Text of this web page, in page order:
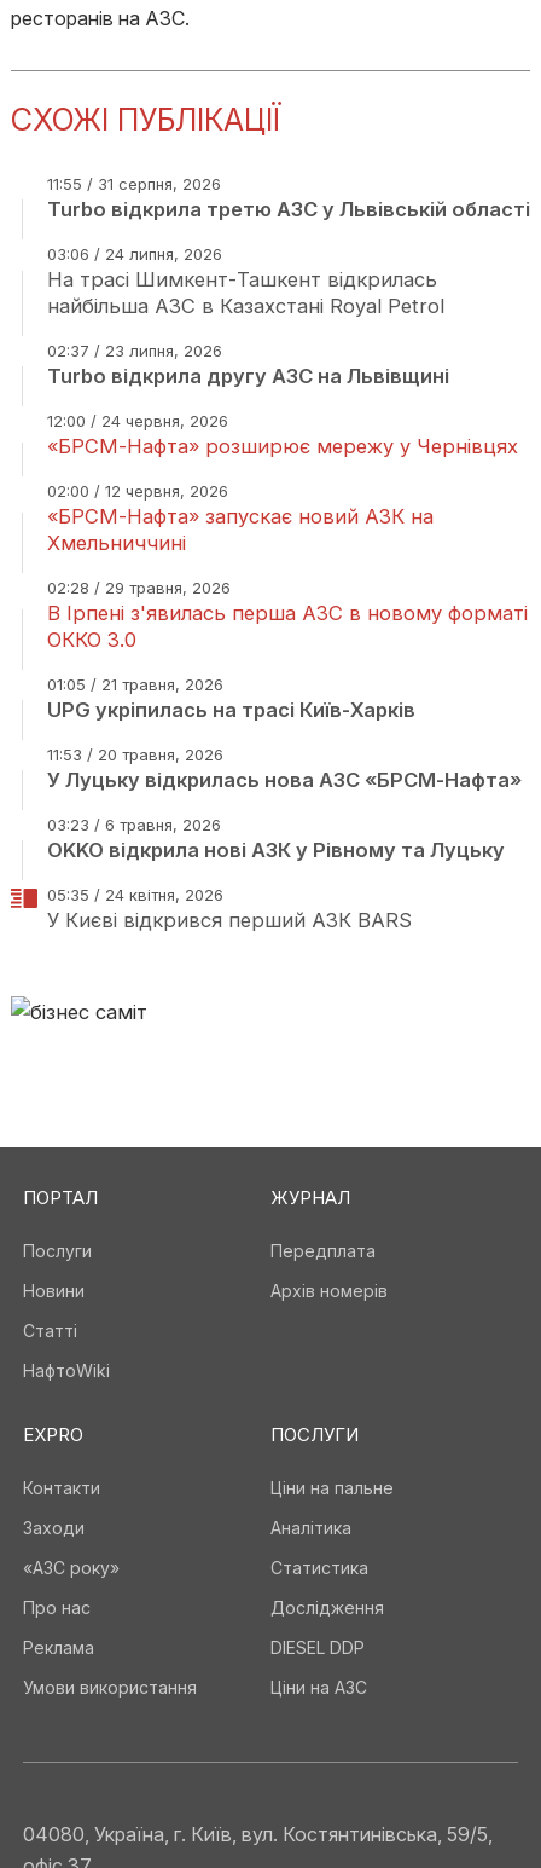
ресторанів на АЗС.
СХОЖІ ПУБЛІКАЦІЇ
11:55 / 31 серпня, 2026
Turbo відкрила третю АЗС у Львівській області
03:06 / 24 липня, 2026
На трасі Шимкент-Ташкент відкрилась
найбільша АЗС в Казахстані Royal Petrol
02:37 / 23 липня, 2026
Turbo відкрила другу АЗС на Львівщині
12:00 / 24 червня, 2026
«БРСМ-Нафта» розширює мережу у Чернівцях
02:00 / 12 червня, 2026
«БРСМ-Нафта» запускає новий АЗК на
Хмельниччині
02:28 / 29 травня, 2026
В Ірпені з'явилась перша АЗС в новому форматі
ОККО 3.0
01:05 / 21 травня, 2026
UPG укріпилась на трасі Київ-Харків
11:53 / 20 травня, 2026
У Луцьку відкрилась нова АЗС «БРСМ-Нафта»
03:23 / 6 травня, 2026
OKKO відкрила нові АЗК у Рівному та Луцьку
05:35 / 24 квітня, 2026
У Києві відкрився перший АЗК BARS
ПОРТАЛ
Послуги
Новини
Статті
НафтоWiki
ЖУРНАЛ
Передплата
Архів номерів
EXPRO
Контакти
Заходи
«АЗС року»
Про нас
Реклама
Умови використання
ПОСЛУГИ
Ціни на пальне
Аналітика
Статистика
Дослідження
DIESEL DDP
Ціни на АЗС
04080, Україна, г. Київ, вул. Костянтинівська, 59/5,